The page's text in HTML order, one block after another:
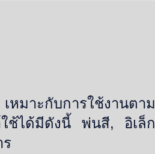
หมาะกับการใช้งานตาม
ใช้ได้มีดังนี้ พ่นสี, อิเล็ก